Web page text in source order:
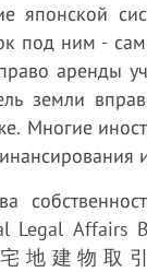
японской
под ним -
аренды
земли
Многие
Legal Affairs
地建物取引